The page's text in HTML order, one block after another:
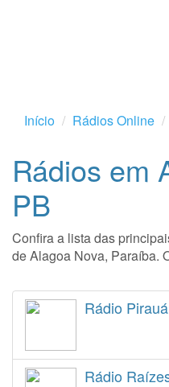
Início Rádios Online
Rádios em
PB
Confira a lista das
de Alagoa Nova, Paraíba.
Rádio
Rádio